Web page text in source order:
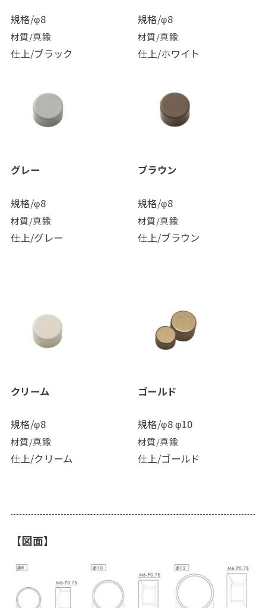
規格/φ8
材質/真鍮
仕上/ブラック
規格/φ8
材質/真鍮
仕上/ホワイト
グレー
規格/φ8
材質/真鍮
仕上/グレー
ブラウン
規格/φ8
材質/真鍮
仕上/ブラウン
クリーム
規格/φ8
材質/真鍮
仕上/クリーム
ゴールド
規格/φ8 φ10
材質/真鍮
仕上/ゴールド
【図面】